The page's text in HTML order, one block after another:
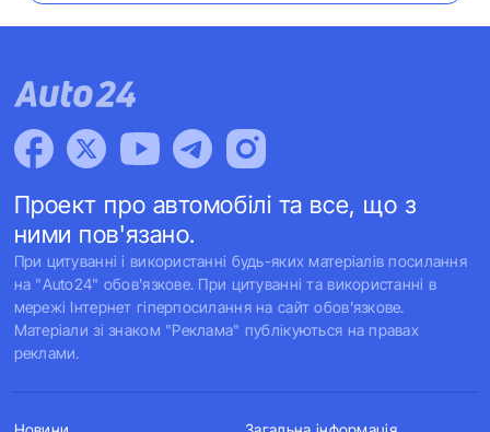
Проект про автомобілі та все, що з
ними пов'язано.
При цитуванні і використанні будь-яких матеріалів посилання
на "Auto24" обов'язкове. При цитуванні та використанні в
мережі Інтернет гіперпосилання на сайт обов'язкове.
Матеріали зі знаком "Реклама" публікуються на правах
реклами.